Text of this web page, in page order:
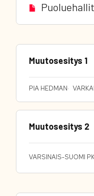
Muutosesitys 1
PIA HEDMAN
Muutosesitys 2
VARSINAIS-SUOMI